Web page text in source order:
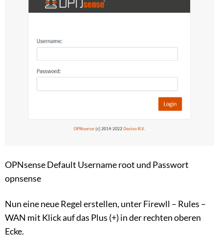
OPNsense Default Username root und Passwort
opnsense
Nun eine neue Regel erstellen, unter Firewll – Rules –
WAN mit Klick auf das Plus (+) in der rechten oberen
Ecke.